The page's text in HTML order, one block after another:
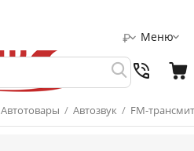
Меню
₽
Автотовары / Автозвук / FM-